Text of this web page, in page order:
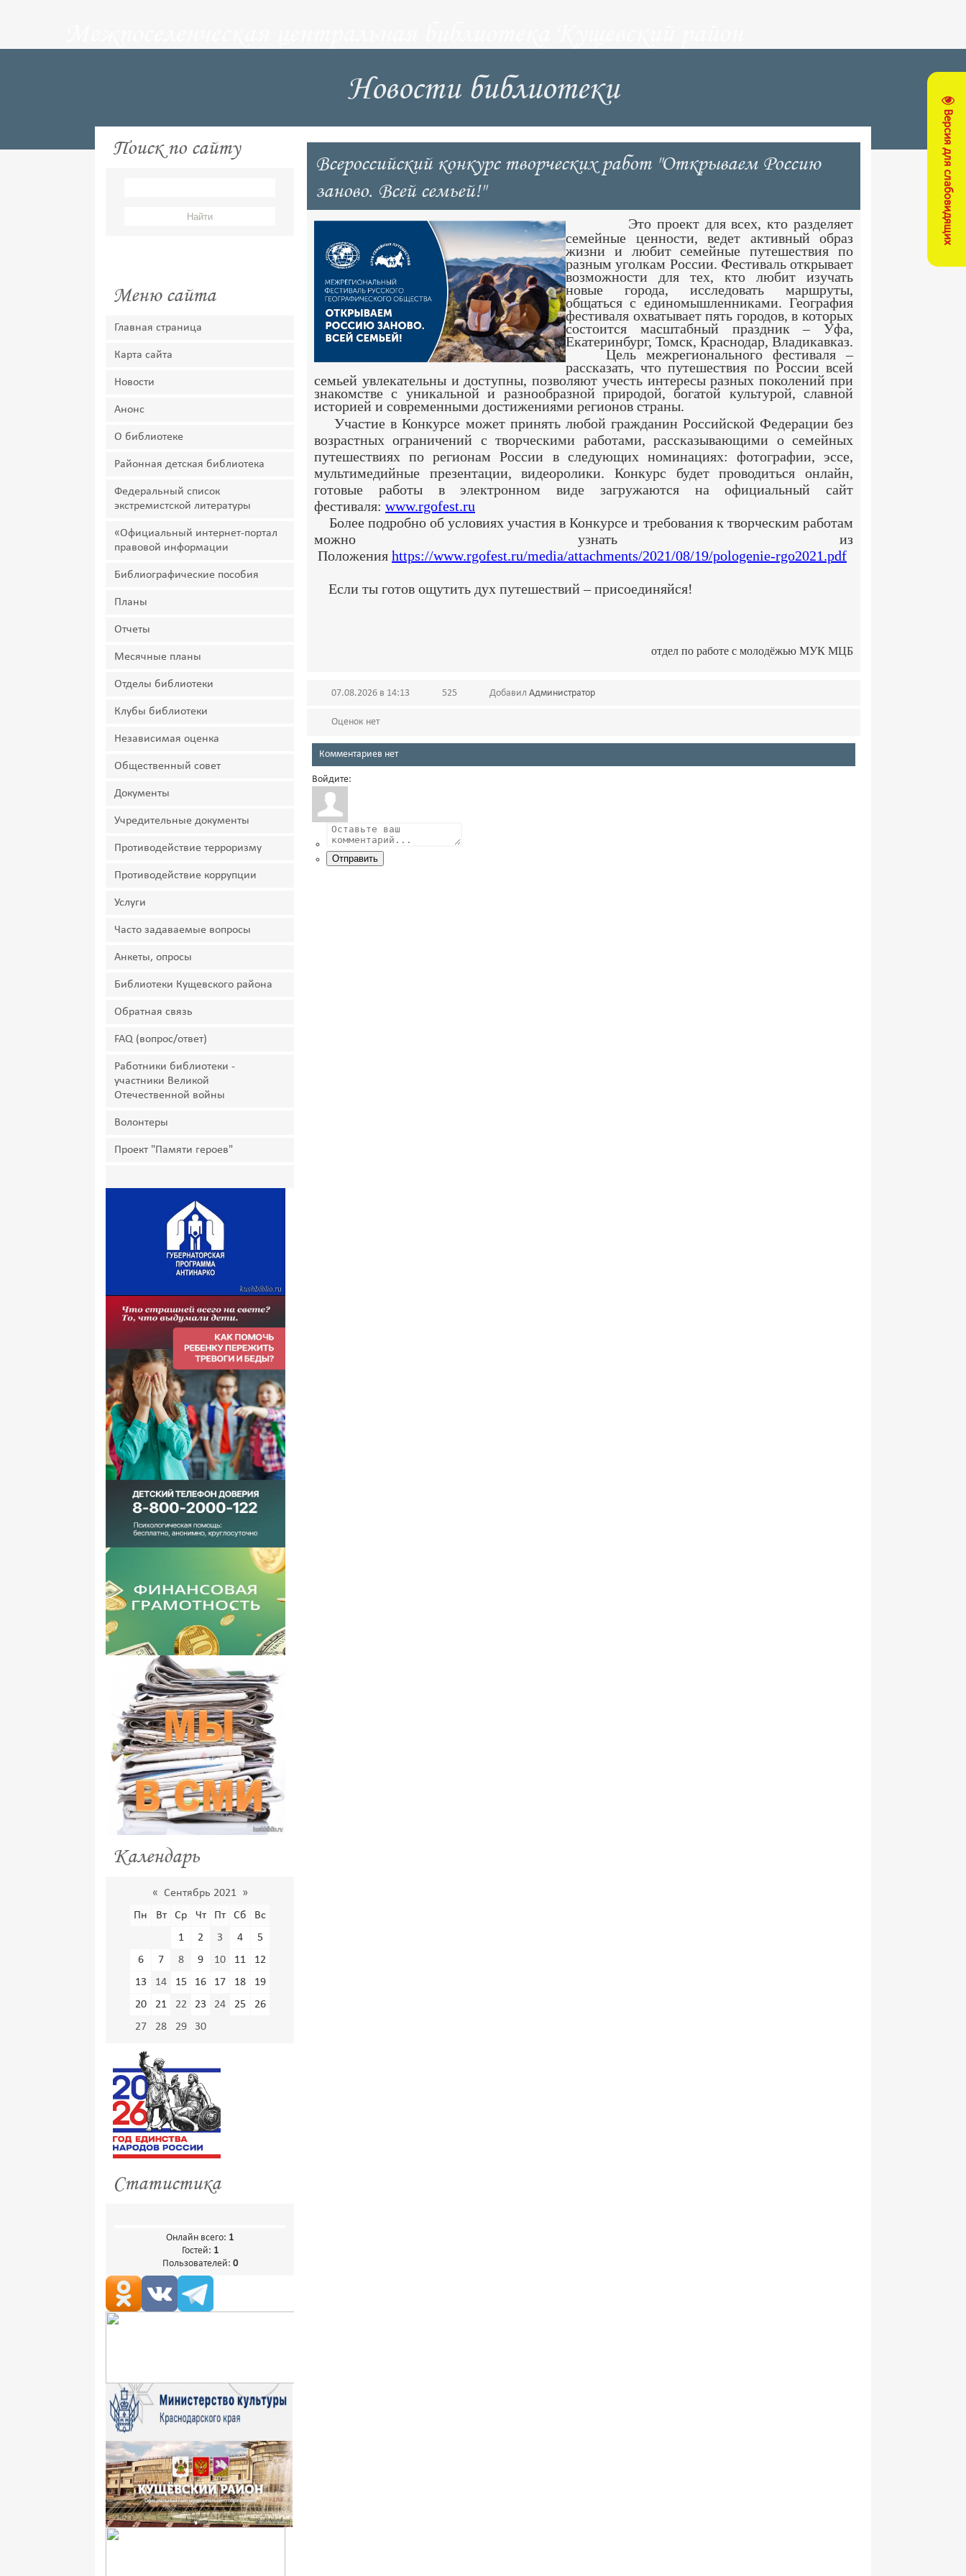
Версия для слабовидящих
Новости библиотеки
Поиск по сайту
Меню сайта
Главная страница
Карта сайта
Новости
Анонс
О библиотеке
Районная детская библиотека
Федеральный список
экстремистской литературы
«Официальный интернет-портал
правовой информации
Библиографические пособия
Планы
Отчеты
Месячные планы
Отделы библиотеки
Клубы библиотеки
Независимая оценка
Общественный совет
Документы
Учредительные документы
Противодействие терроризму
Противодействие коррупции
Услуги
Часто задаваемые вопросы
Анкеты, опросы
Библиотеки Кущевского района
Обратная связь
FAQ (вопрос/ответ)
Работники библиотеки -
участники Великой
Отечественной войны
Волонтеры
Проект "Памяти героев"
Календарь
« Сентябрь 2021 »
Пн
Вт Ср Чт Пт Сб
Вс
1
2 3 4
5
6
7 8 9 10 11
12
13
14 15 16 17 18
19
20
21 22 23 24 25
26
27
28 29 30
Статистика
Онлайн всего: 1
Гостей: 1
Пользователей: 0
Всероссийский конкурс творческих работ "Открываем Россию
заново. Всей семьей!"
Это проект для всех, кто разделяет
семейные ценности, ведет активный образ
жизни и любит семейные путешествия по
разным уголкам России. Фестиваль открывает
возможности для тех, кто любит изучать
новые города, исследовать маршруты,
общаться с единомышленниками. География
фестиваля охватывает пять городов, в которых
состоится масштабный праздник – Уфа,
Екатеринбург, Томск, Краснодар, Владикавказ.
Цель межрегионального фестиваля –
рассказать, что путешествия по России всей
семьей увлекательны и доступны, позволяют учесть интересы разных поколений при
знакомстве с уникальной и разнообразной природой, богатой культурой, славной
историей и современными достижениями регионов страны.
Участие в Конкурсе может принять любой гражданин Российской Федерации без
возрастных ограничений с творческими работами, рассказывающими о семейных
путешествиях по регионам России в следующих номинациях: фотографии, эссе,
мультимедийные презентации, видеоролики. Конкурс будет проводиться онлайн,
готовые работы в электронном виде загружаются на официальный сайт
фестиваля: www.rgofest.ru
Более подробно об условиях участия в Конкурсе и требования к творческим работам
можно узнать из
Положения https://www.rgofest.ru/media/attachments/2021/08/19/pologenie-rgo2021.pdf
Если ты готов ощутить дух путешествий – присоединяйся!
отдел по работе с молодёжью МУК МЦБ
07.08.2026 в 14:13 525 Добавил Администратор
Оценок нет
Комментариев нет
Войдите:
Отправить